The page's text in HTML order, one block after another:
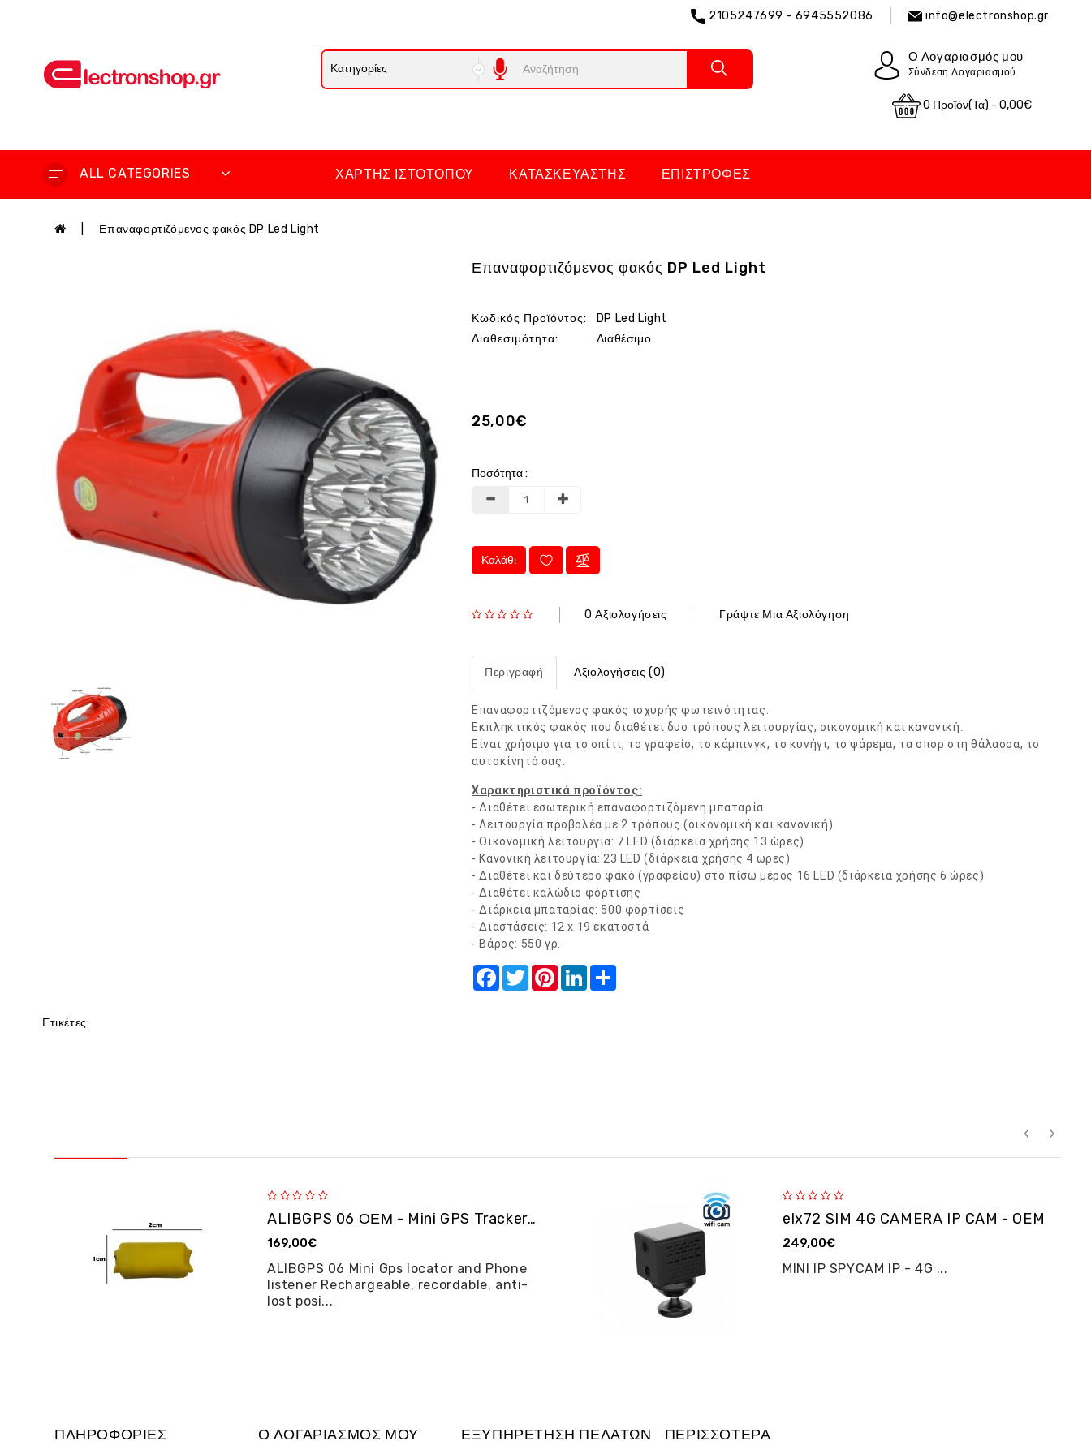
2105247699 - 6945552086 info@electronshop.gr
Ο Λογαριασμός μου
Σύνδεση Λογαριασμού
0 Προϊόν(τα) - 0,00€
ALL CATEGORIES ΧΆΡΤΗΣ ΙΣΤΌΤΟΠΟΥ ΚΑΤΑΣΚΕΥΑΣΤΉΣ ΕΠΙΣΤΡΟΦΈΣ
Επαναφορτιζόμενος φακός DP Led Light
Επαναφορτιζόμενος φακός DP Led Light
Κωδικός Προϊόντος:
DP Led Light
Διαθεσιμότητα:
Διαθέσιμο
25,00€
Ποσότητα :
Καλάθι
0 Αξιολογήσεις Γράψτε Μια Αξιολόγηση
Περιγραφή Αξιολογήσεις (0)
Επαναφορτιζόμενος φακός ισχυρής φωτεινότητας.
Εκπληκτικός φακός που διαθέτει δυο τρόπους λειτουργίας, οικονομική και κανονική.
Είναι χρήσιμο για το σπίτι, το γραφείο, το κάμπινγκ, το κυνήγι, το ψάρεμα, τα σπορ στη θάλασσα, το
αυτοκίνητό σας.
Χαρακτηριστικά προϊόντος:
- Διαθέτει εσωτερική επαναφορτιζόμενη μπαταρία
- Λειτουργία προβολέα με 2 τρόπους (οικονομική και κανονική)
- Οικονομική λειτουργία: 7 LED (διάρκεια χρήσης 13 ώρες)
- Κανονική λειτουργία: 23 LED (διάρκεια χρήσης 4 ώρες)
- Διαθέτει και δεύτερο φακό (γραφείου) στο πίσω μέρος 16 LED (διάρκεια χρήσης 6 ώρες)
- Διαθέτει καλώδιο φόρτισης
- Διάρκεια μπαταρίας: 500 φορτίσεις
- Διαστάσεις: 12 x 19 εκατοστά
- Βάρος: 550 γρ.
Facebook
TwitterPinterestLinkedIn
Ετικέτες:
ALIBGPS 06 ΟΕΜ - Mini GPS Tracker και φω�...
169,00€
ALIBGPS 06 Mini Gps locator and Phone
listener Rechargeable, recordable, anti-
lost posi...
elx72 SIM 4G CAMERA IP CAM - OEM
249,00€
MINI IP SPYCAM IP - 4G ...
ΠΛΗΡΟΦΟΡΊΕΣ Ο ΛΟΓΑΡΙΑΣΜΌΣ ΜΟΥ ΕΞΥΠΗΡΈΤΗΣΗ ΠΕΛΑΤΏΝ ΠΕΡΙΣΣΌΤΕΡΑ